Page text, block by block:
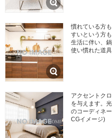
慣れている方
すいという方
生活に伴い、
使い慣れた道
アクセントク
を与えます。
のコーディネ
CGイメージ)